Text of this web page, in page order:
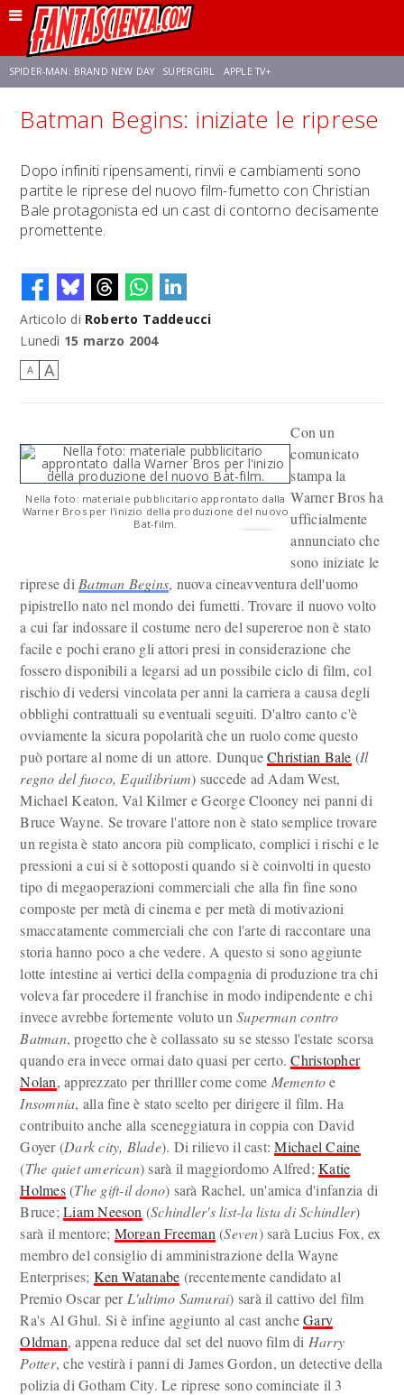
SPIDER-MAN: BRAND NEW DAY SUPERGIRL APPLE TV+
FRANCO RICCIARDIELLO ZENDAYA STAR TREK AVENGERS: DOOMSDAY
NETFLIX SADIE SINK STAR TREK: STRANGE NEW WORLDS
Batman Begins: iniziate le riprese
Dopo infiniti ripensamenti, rinvii e cambiamenti sono
partite le riprese del nuovo film-fumetto con Christian
Bale protagonista ed un cast di contorno decisamente
promettente.
Articolo di Roberto Taddeucci
Lunedì 15 marzo 2004
A A
Nella foto: materiale pubblicitario approntato dalla
Warner Bros per l'inizio della produzione del nuovo
Bat-film.
Con un
comunicato
stampa la
Warner Bros ha
ufficialmente
annunciato che
sono iniziate le
riprese di Batman Begins, nuova cineavventura dell'uomo
pipistrello nato nel mondo dei fumetti. Trovare il nuovo volto
a cui far indossare il costume nero del supereroe non è stato
facile e pochi erano gli attori presi in considerazione che
fossero disponibili a legarsi ad un possibile ciclo di film, col
rischio di vedersi vincolata per anni la carriera a causa degli
obblighi contrattuali su eventuali seguiti. D'altro canto c'è
ovviamente la sicura popolarità che un ruolo come questo
può portare al nome di un attore. DunqueChristian Bale (Il
regno del fuoco, Equilibrium) succede ad Adam West,
Michael Keaton, Val Kilmer e George Clooney nei panni di
Bruce Wayne. Se trovare l'attore non è stato semplice trovare
un regista è stato ancora più complicato, complici i rischi e le
pressioni a cui si è sottoposti quando si è coinvolti in questo
tipo di megaoperazioni commerciali che alla fin fine sono
composte per metà di cinema e per metà di motivazioni
smaccatamente commerciali che con l'arte di raccontare una
storia hanno poco a che vedere. A questo si sono aggiunte
lotte intestine ai vertici della compagnia di produzione tra chi
voleva far procedere il franchise in modo indipendente e chi
invece avrebbe fortemente voluto unSuperman contro
Batman, progetto che è collassato su se stesso l'estate scorsa
quando era invece ormai dato quasi per certo.Christopher
Nolan, apprezzato per thrilller come come Mementoe
Insomnia, alla fine è stato scelto per dirigere il film. Ha
contribuito anche alla sceneggiatura in coppia con David
Goyer (Dark city, Blade). Di rilievo il cast:Michael Caine
(The quiet american) sarà il maggiordomo Alfred;Katie
Holmes(The gift-il dono) sarà Rachel, un'amica d'infanzia di
Bruce;Liam Neeson (Schindler's list-la lista di Schindler)
sarà il mentore; Morgan Freeman (Seven) sarà Lucius Fox, ex
membro del consiglio di amministrazione della Wayne
Enterprises; Ken Watanabe (recentemente candidato al
Premio Oscar per L'ultimo Samurai) sarà il cattivo del film
Ra's Al Ghul. Si è infine aggiunto al cast ancheGary
Oldman, appena reduce dal set del nuovo film di Harry
Potter, che vestirà i panni di James Gordon, un detective della
polizia di Gotham City. Le riprese sono cominciate il 3